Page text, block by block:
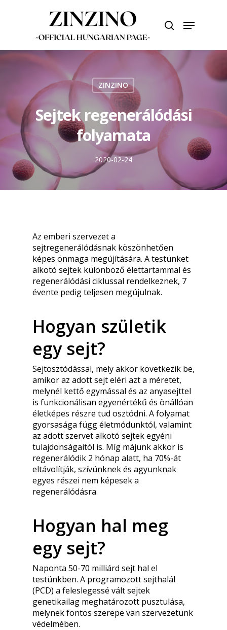
search
Menu
ZINZINO
Sejtek regenerálódási
folyamata
2020-02-24
Az emberi szervezet a
sejtregenerálódásnak köszönhetően
képes önmaga megújítására. A testünket
alkotó sejtek különböző élettartammal és
regenerálódási ciklussal rendelkeznek, 7
évente pedig teljesen megújulnak.
Hogyan születik
egy sejt?
Sejtosztódással, mely akkor következik be,
amikor az adott sejt eléri azt a méretet,
melynél kettő egymással és az anyasejttel
is funkcionálisan egyenértékű és önállóan
életképes részre tud osztódni. A folyamat
gyorsasága függ életmódunktól, valamint
az adott szervet alkotó sejtek egyéni
tulajdonságaitól is. Míg májunk akkor is
regenerálódik 2 hónap alatt, ha 70%-át
eltávolítják, szívünknek és agyunknak
egyes részei nem képesek a
regenerálódásra.
Hogyan hal meg
egy sejt?
Naponta 50-70 milliárd sejt hal el
testünkben. A programozott sejthalál
(PCD) a feleslegessé vált sejtek
genetikailag meghatározott pusztulása,
melynek fontos szerepe van szervezetünk
védelmében.